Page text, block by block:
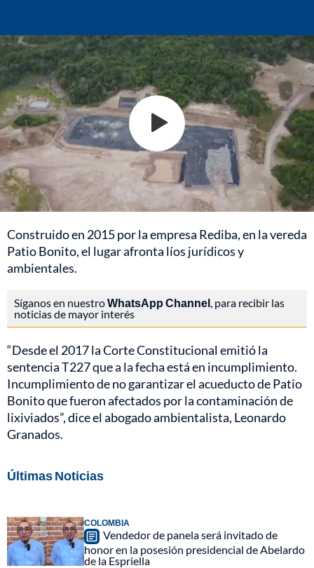
Construido en 2015 por la empresa Rediba, en la vereda
Patio Bonito, el lugar afronta líos jurídicos y
ambientales.
Síganos en nuestroWhatsApp Channel , para recibir las
noticias de mayor interés
“Desde el 2017 la Corte Constitucional emitió la
sentencia T227 que a la fecha está en incumplimiento.
Incumplimiento de no garantizar el acueducto de Patio
Bonito que fueron afectados por la contaminación de
lixiviados”, dice el abogado ambientalista, Leonardo
Granados.
Últimas Noticias
COLOMBIA
Vendedor de panela será invitado de
honor en la posesión presidencial de Abelardo
de la Espriella